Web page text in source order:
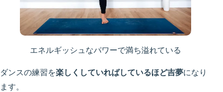
エネルギッシュなパワーで満ち溢れている
ダンスの練習を楽しくしていればしているほど吉夢になり
ます。